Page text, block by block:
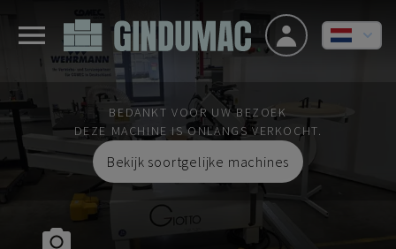
BEDANKT VOOR UW BEZOEK
DEZE MACHINE IS ONLANGS VERKOCHT.
Bekijk soortgelijke machines